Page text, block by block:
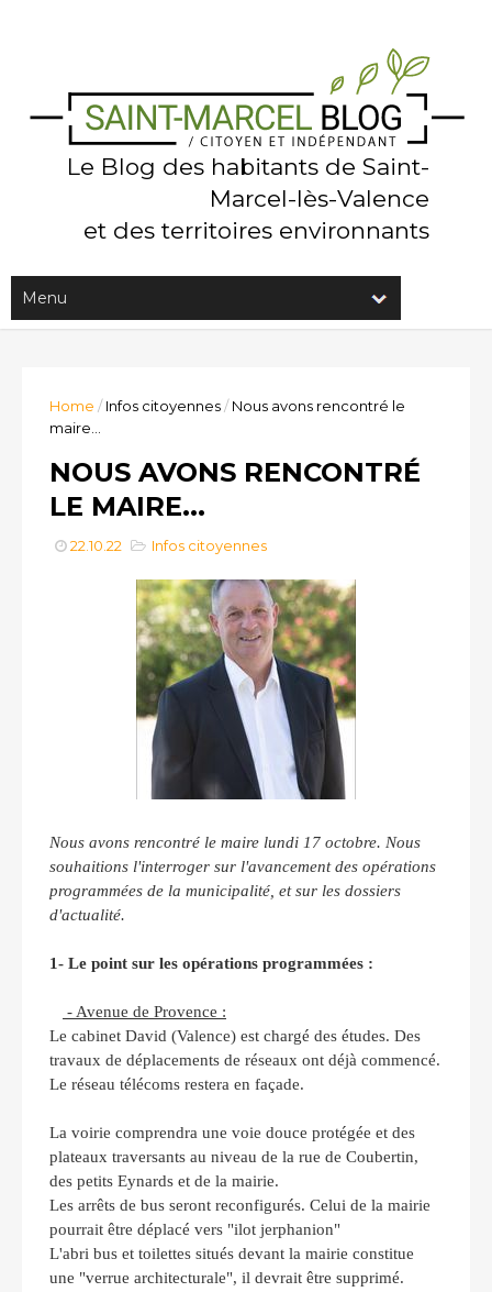
Le Blog des habitants de Saint-
Marcel-lès-Valence
et des territoires environnants
Home / Infos citoyennes/ Nous avons rencontré le
maire...
NOUS AVONS RENCONTRÉ
LE MAIRE...
22.10.22 Infos citoyennes
Nous avons rencontré le maire lundi 17 octobre. Nous
souhaitions l'interroger sur l'avancement des opérations
programmées de la municipalité, et sur les dossiers
d'actualité.
1- Le point sur les opérations programmées :
- Avenue de Provence :
Le cabinet David (Valence) est chargé des études. Des
travaux de déplacements de réseaux ont déjà commencé.
Le réseau télécoms restera en façade.
La voirie comprendra une voie douce protégée et des
plateaux traversants au niveau de la rue de Coubertin,
des petits Eynards et de la mairie.
Les arrêts de bus seront reconfigurés. Celui de la mairie
pourrait être déplacé vers "ilot jerphanion"
L'abri bus et toilettes situés devant la mairie constitue
une "verrue architecturale", il devrait être supprimé.